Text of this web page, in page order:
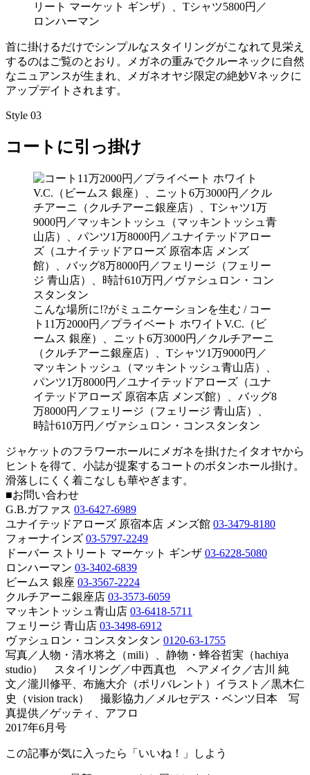
リート マーケット ギンザ）、Tシャツ5800円／
ロンハーマン
首に掛けるだけでシンプルなスタイリングがこなれて見栄え
するのはご覧のとおり。メガネの重みでクルーネックに自然
なニュアンスが生まれ、メガネオヤジ限定の絶妙Vネックに
アップデイトされます。
Style 03
コートに引っ掛け
こんな場所に!?がミュニケーションを生む / コー
ト11万2000円／プライベート ホワイトV.C.（ビ
ームス 銀座）、ニット6万3000円／クルチアーニ
（クルチアーニ銀座店）、Tシャツ1万9000円／
マッキントッシュ（マッキントッシュ青山店）、
パンツ1万8000円／ユナイテッドアローズ（ユナ
イテッドアローズ 原宿本店 メンズ館）、バッグ8
万8000円／フェリージ（フェリージ 青山店）、
時計610万円／ヴァシュロン・コンスタンタン
ジャケットのフラワーホールにメガネを掛けたイタオヤから
ヒントを得て、小誌が提案するコートのボタンホール掛け。
滑落しにくく着こなしも華やぎます。
■お問い合わせ
G.B.ガファス 03-6427-6989
ユナイテッドアローズ 原宿本店 メンズ館 03-3479-8180
フォーナインズ 03-5797-2249
ドーバー ストリート マーケット ギンザ 03-6228-5080
ロンハーマン 03-3402-6839
ビームス 銀座 03-3567-2224
クルチアーニ銀座店 03-3573-6059
マッキントッシュ青山店 03-6418-5711
フェリージ 青山店 03-3498-6912
ヴァシュロン・コンスタンタン 0120-63-1755
写真／人物・清水将之（mili）、静物・蜂谷哲実（hachiya
studio） スタイリング／中西真也 ヘアメイク／古川 純
文／瀧川修平、布施大介（ポリバレント）イラスト／黒木仁
史（vision track） 撮影協力／メルセデス・ベンツ日本 写
真提供／ゲッティ、アフロ
2017年6月号
この記事が気に入ったら「いいね！」しよう